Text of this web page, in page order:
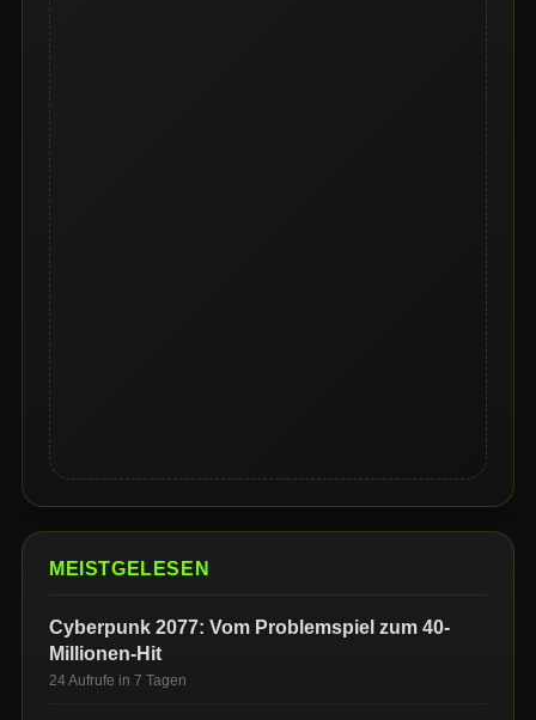
MEISTGELESEN
Cyberpunk 2077: Vom Problemspiel zum 40-
Millionen-Hit
24 Aufrufe in 7 Tagen